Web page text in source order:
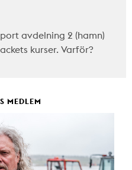
avdelning 2 (hamn)
kurser. Varför?
MEDLEM